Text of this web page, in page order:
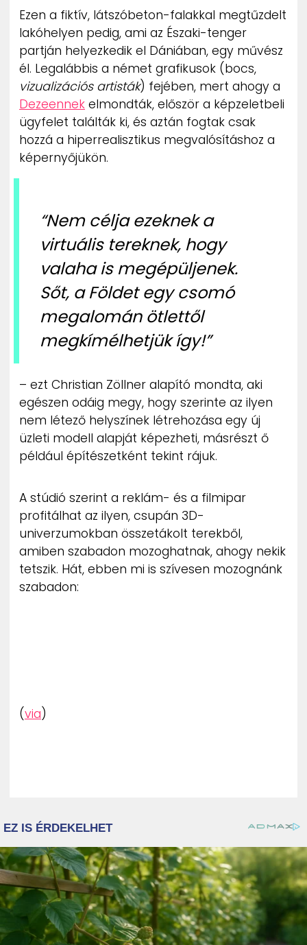
Ezen a fiktív, látszóbeton-falakkal megtűzdelt
lakóhelyen pedig, ami az Északi-tenger
partján helyezkedik el Dániában, egy művész
él. Legalábbis a német grafikusok (bocs,
vizualizációs artisták) fejében, mert ahogy a
Dezeennek elmondták, először a képzeletbeli
ügyfelet találták ki, és aztán fogtak csak
hozzá a hiperrealisztikus megvalósításhoz a
képernyőjükön.
“Nem célja ezeknek a
virtuális tereknek, hogy
valaha is megépüljenek.
Sőt, a Földet egy csomó
megalomán ötlettől
megkímélhetjük így!”
– ezt Christian Zöllner alapító mondta, aki
egészen odáig megy, hogy szerinte az ilyen
nem létező helyszínek létrehozása egy új
üzleti modell alapját képezheti, másrészt ő
például építészetként tekint rájuk.
A stúdió szerint a reklám- és a filmipar
profitálhat az ilyen, csupán 3D-
univerzumokban összetákolt terekből,
amiben szabadon mozoghatnak, ahogy nekik
tetszik. Hát, ebben mi is szívesen mozognánk
szabadon:
(via)